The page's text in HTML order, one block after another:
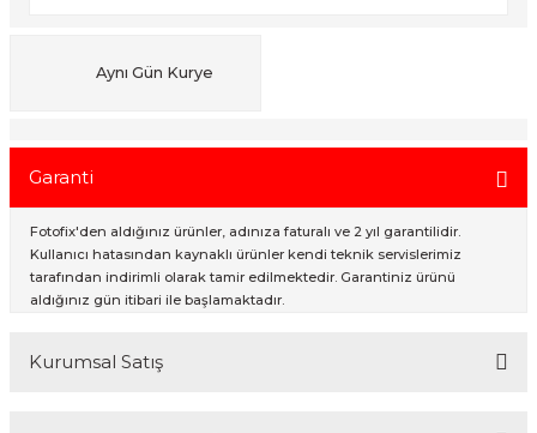
Aynı Gün Kurye
Garanti
Fotofix'den aldığınız ürünler, adınıza faturalı ve 2 yıl garantilidir.
Kullanıcı hatasından kaynaklı ürünler kendi teknik servislerimiz
tarafından indirimli olarak tamir edilmektedir. Garantiniz ürünü
aldığınız gün itibari ile başlamaktadır.
Kurumsal Satış